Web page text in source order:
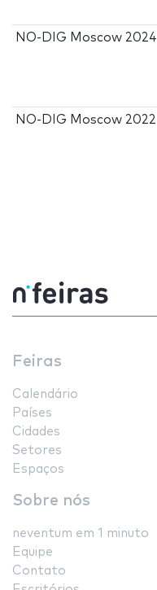
NO-DIG Moscow 2024
NO-DIG Moscow 2022
Feiras
Calendário
Países
Cidades
Setores
Espaços
Sobre nós
neventum em 1 minuto
Equipe
Contato